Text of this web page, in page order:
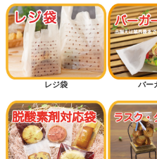
横マチ付きパン袋
カッコイイ
カワイイ
ギフトラッピング
ハロウィン
レジ袋 バー